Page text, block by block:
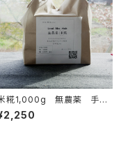
糀1,000g 無農薬 手づ
り用